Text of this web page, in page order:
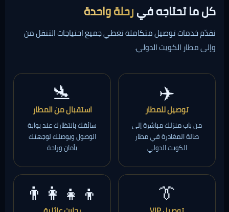
كل ما تحتاجه فيرحلة واحدة
نقدّم خدمات توصيل متكاملة تغطي جميع احتياجات التنقل من
وإلى مطار الكويت الدولي.
✈️
توصيل للمطار
من باب منزلك مباشرة إلى
صالة المغادرة في مطار
الكويت الدولي
🛬
استقبال من المطار
سائقك بانتظارك عند بوابة
الوصول ويوصلك لوجهتك
بأمان وراحة
👔
👨‍👩‍👧‍👦